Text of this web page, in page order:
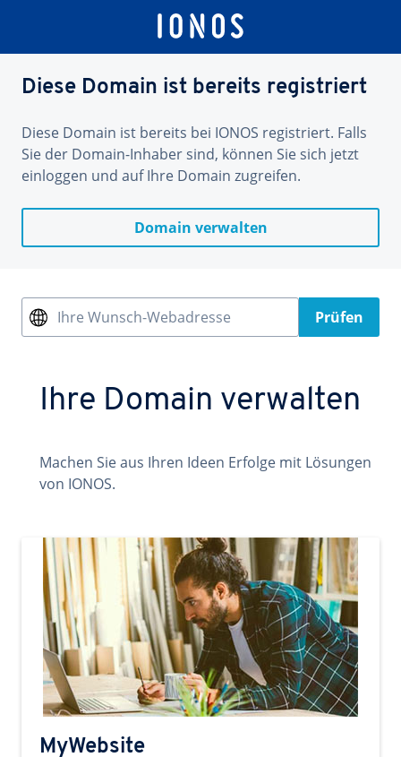
Diese Domain ist bereits registriert
Diese Domain ist bereits bei IONOS registriert. Falls
Sie der Domain-Inhaber sind, können Sie sich jetzt
einloggen und auf Ihre Domain zugreifen.
Domain verwalten
Ihre Wunsch-Webadresse Prüfen
Ihre Domain verwalten
Machen Sie aus Ihren Ideen Erfolge mit Lösungen
von IONOS.
MyWebsite